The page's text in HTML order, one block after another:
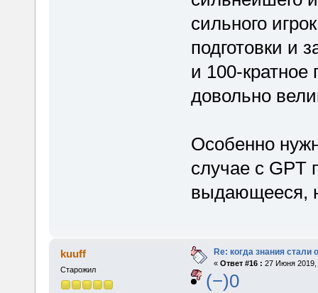
сильного
подготовки и
и 100-кратное
довольно
Особенно
случае с GPT
выдающееся,
kuuff
Старожил
Re: когда знания стали
« Ответ #16 : 27 Июня 2019,
(−)0